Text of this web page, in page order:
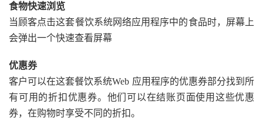
食物快速浏览
当顾客点击这套餐饮系统网络应用程序中的食品时，屏幕上
会弹出一个快速查看屏幕
优惠券
客户可以在这套餐饮系统Web 应用程序的优惠券部分找到所
有可用的折扣优惠券。他们可以在结账页面使用这些优惠
券，在购物时享受不同的折扣。